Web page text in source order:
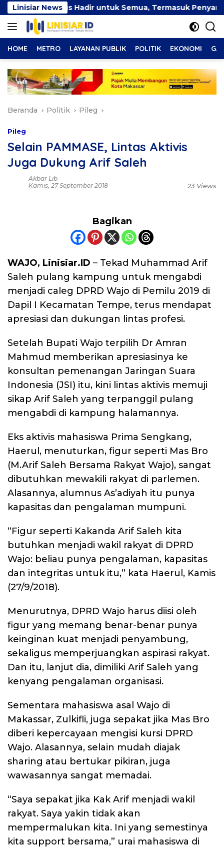
Langsung
ke
konten
Linisiar News
Harus Hadir untuk Semua, Termasuk Penyandang
HOME METRO LAYANAN PUBLIK POLITIK EKONOMI
Beranda Politik Pileg
Pileg
Selain PAMMASE, Lintas Aktivis
Juga Dukung Arif Saleh
Akbar Lib
Kamis, 27 September 2018
23 Views
Bagikan
WAJO, Linisiar.ID – Tekad Muhammad Arif
Saleh pulang kampung untuk mengabdi
menjadi caleg DPRD Wajo di Pemilu 2019 di
Dapil I Kecamatan Tempe, terus mendapat
apresiasi dan dukungan lintas profesi.
Setelah Bupati Wajo terpilih Dr Amran
Mahmud memberikan apresiasinya ke
konsultan pemenangan Jaringan Suara
Indonesia (JSI) itu, kini lintas aktivis memuji
sikap Arif Saleh yang terpanggil pulang
mengabdi di kampung halamannya.
Eks aktivis mahasiswa Prima Sengkang,
Haerul, menuturkan, figur seperti Mas Bro
(M.Arif Saleh Bersama Rakyat Wajo), sangat
dibutuhkan mewakili rakyat di parlemen.
Alasannya, alumnus As’adiyah itu punya
kapasitas dan pengalaman mumpuni.
“Figur seperti Kakanda Arif Saleh kita
butuhkan menjadi wakil rakyat di DPRD
Wajo: beliau punya pengalaman, kapasitas
dan integritas untuk itu,” kata Haerul, Kamis
(27/9/2018).
Menurutnya, DPRD Wajo harus diisi oleh
figur yang memang benar-benar punya
keinginan kuat menjadi penyambung,
sekaligus memperjuangkan aspirasi rakyat.
Dan itu, lanjut dia, dimiliki Arif Saleh yang
kenyang pengalaman organisasi.
Sementara mahasiswa asal Wajo di
Makassar, Zulkifli, juga sepakat jika Mas Bro
diberi kepercayaan mengisi kursi DPRD
Wajo. Alasannya, selain mudah diajak
sharing atau bertukar pikiran, juga
wawasannya sangat memadai.
“Saya sepakat jika Kak Arif menjadi wakil
rakyat. Saya yakin tidak akan
mempermalukan kita. Ini yang semestinya
kita support bersama,” urai mahasiswa di